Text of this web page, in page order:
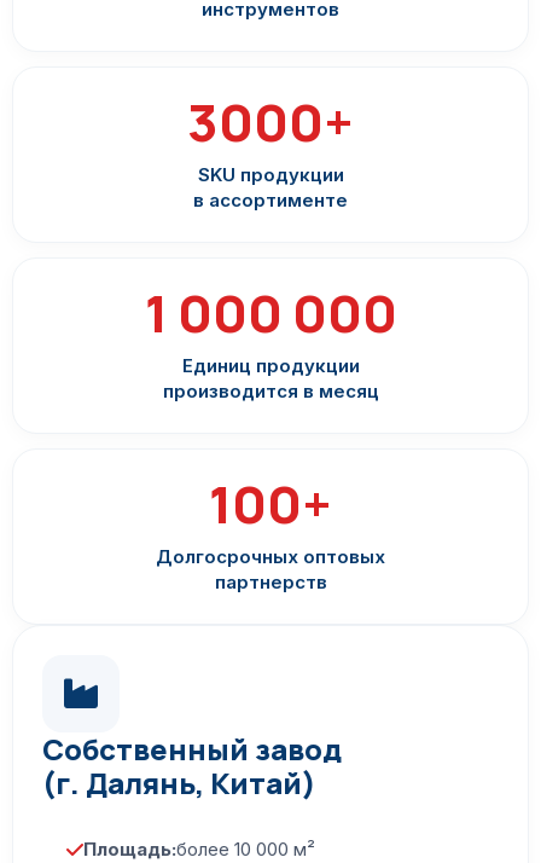
инструментов
3000+
SKU продукции
в ассортименте
1 000 000
Единиц продукции
производится в месяц
100+
Долгосрочных оптовых
партнерств
Собственный завод
(г. Далянь, Китай)
Площадь:более 10 000 м²